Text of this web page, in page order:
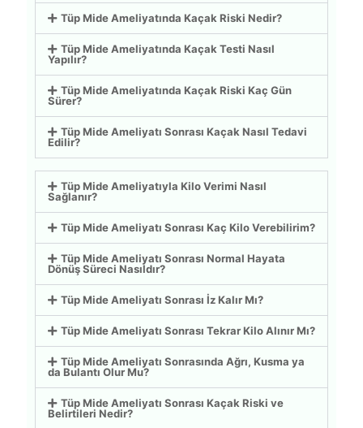
Tüp Mide Ameliyatında Kaçak Riski Nedir?
Tüp Mide Ameliyatında Kaçak Testi Nasıl
Yapılır?
Tüp Mide Ameliyatında Kaçak Riski Kaç Gün
Sürer?
Tüp Mide Ameliyatı Sonrası Kaçak Nasıl Tedavi
Edilir?
Tüp Mide Ameliyatıyla Kilo Verimi Nasıl
Sağlanır?
Tüp Mide Ameliyatı Sonrası Kaç Kilo Verebilirim?
Tüp Mide Ameliyatı Sonrası Normal Hayata
Dönüş Süreci Nasıldır?
Tüp Mide Ameliyatı Sonrası İz Kalır Mı?
Tüp Mide Ameliyatı Sonrası Tekrar Kilo Alınır Mı?
Tüp Mide Ameliyatı Sonrasında Ağrı, Kusma ya
da Bulantı Olur Mu?
Tüp Mide Ameliyatı Sonrası Kaçak Riski ve
Belirtileri Nedir?